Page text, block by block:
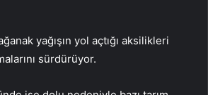
yağışın yol açtığı aksilikleri
sürdürüyor.